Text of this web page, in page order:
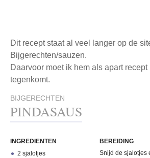
Dit recept staat al veel langer op de
Bijgerechten/sauzen.
Daarvoor moet ik hem als apart
tegenkomt.
BIJGERECHTEN
PINDASAUS
INGREDIENTEN
2 sjalotjes
BEREIDING
Snijd de sjalotjes